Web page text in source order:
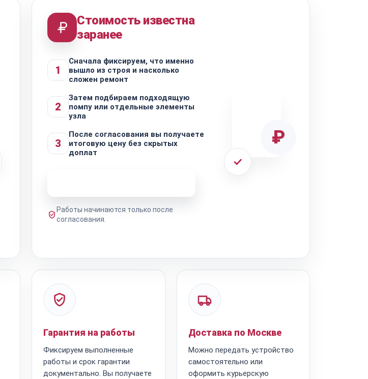
Стоимость известна
заранее
1
Сначала фиксируем, что именно
вышло из строя и насколько
сложен ремонт
2
Затем подбираем подходящую
помпу или отдельные элементы
узла
3
После согласования вы получаете
итоговую цену без скрытых
доплат
Работы начинаются только после
согласования.
₽
Гарантия на работы
Фиксируем выполненные
работы и срок гарантии
документально. Вы получаете
Доставка по Москве
Можно передать устройство
самостоятельно или
оформить курьерскую